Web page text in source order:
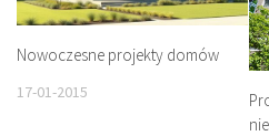
Nowoczesne projekty domów
17-01-2015